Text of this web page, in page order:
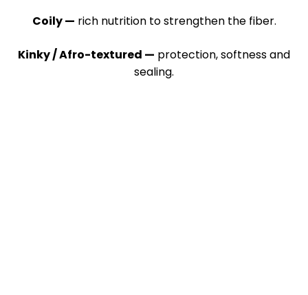
Coily — rich nutrition to strengthen the fiber.
Kinky / Afro-textured — protection, softness and
sealing.